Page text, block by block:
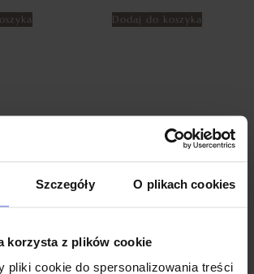
Szczegóły O plikach cookies
korzysta z plików cookie
pliki cookie do spersonalizowania treści
Dodaj do koszyka
CYRKONIE 140×270 BABY